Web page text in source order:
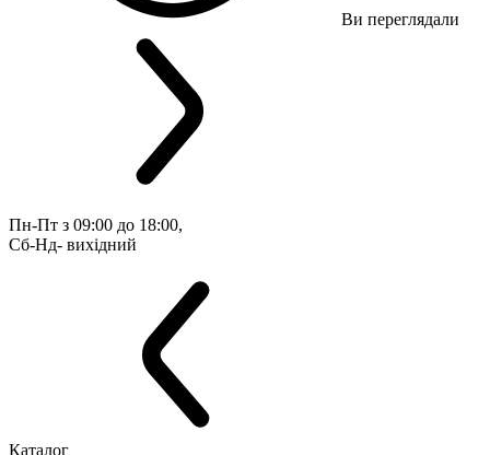
Ви переглядали
Пн-Пт з 09:00 до 18:00,
Сб-Нд- вихідний
Каталог